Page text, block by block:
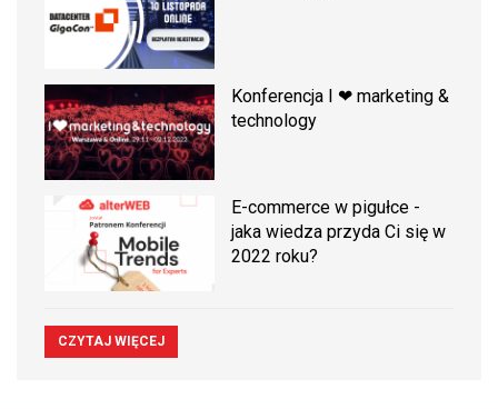
Konferencja I ❤ marketing &
technology
E-commerce w pigułce -
jaka wiedza przyda Ci się w
2022 roku?
CZYTAJ WIĘCEJ